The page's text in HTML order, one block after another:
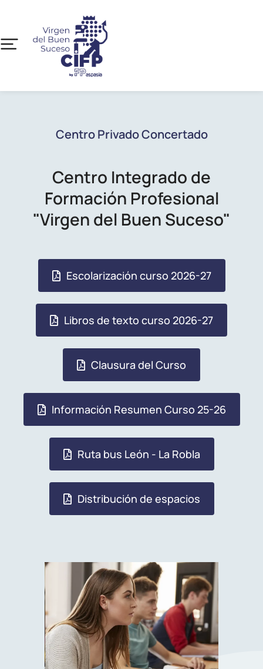
Centro Privado Concertado
Centro Integrado de
Formación Profesional
"Virgen del Buen Suceso"
Escolarización curso 2026-27
Libros de texto curso 2026-27
Clausura del Curso
Información Resumen Curso 25-26
Ruta bus León - La Robla
Distribución de espacios